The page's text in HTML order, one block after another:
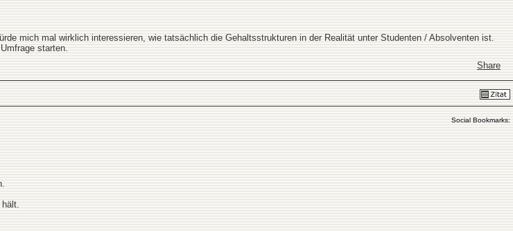
mich mal wirklich interessieren, wie tatsächlich die Gehaltsstrukturen in der Realität unter Studenten / Absolventen ist.
starten.
Share
Social Bookmarks: